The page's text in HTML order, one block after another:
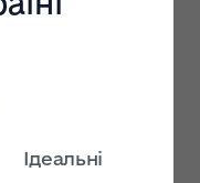
портал
та